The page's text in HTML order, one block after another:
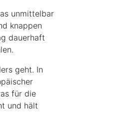
unmittelbar
knappen
dauerhaft
geht. In
für die
und hält